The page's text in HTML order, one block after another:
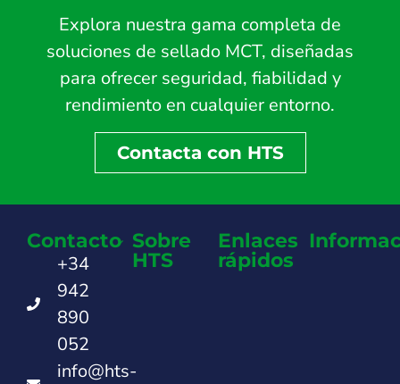
Explora nuestra gama completa de
soluciones de sellado MCT, diseñadas
para ofrecer seguridad, fiabilidad y
rendimiento en cualquier entorno.
Contacta con HTS
Contacto
+34
942
890
052
info@hts-
Sobre
HTS
Enlaces
rápidos